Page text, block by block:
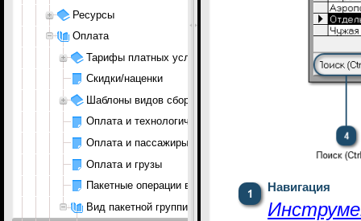
Ресурсы
Оплата
Тарифы платных услуг
Скидки/наценки
Шаблоны видов сборов
Оплата и технологические операции
Оплата и пассажиры
Оплата и грузы
Пакетные операции в оплате
Вид пакетной группировки оплатных услуг
Навигация